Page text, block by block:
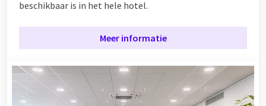
beschikbaar is in het hele hotel.
Meer informatie